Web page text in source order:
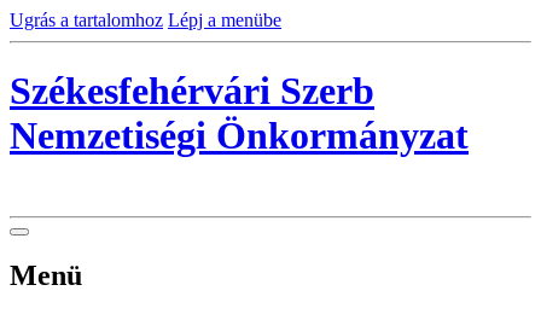
Ugrás a tartalomhoz Lépj a menübe
Székesfehérvári Szerb
Nemzetiségi Önkormányzat
Menü